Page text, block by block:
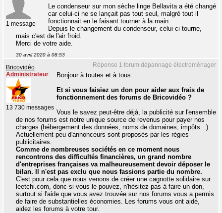
1 message
Le condenseur sur mon sèche linge Bellavita a été changé
car celui-ci ne se lançait pas tout seul, malgré tout il
fonctionnait en le faisant tourner à la main.
Depuis le changement du condenseur, celui-ci tourne,
mais c'est de l'air froid.
Merci de votre aide.
30 avril 2020 à 08:53
Réponse 1 forum dépannage électroménager
Bricovidéo
Administrateur
13 730 messages
Bonjour à toutes et à tous.
Et si vous faisiez un don pour aider aux frais de
fonctionnement des forums de Bricovidéo ?
Vous le savez peut-être déjà, la publicité sur l'ensemble
de nos forums est notre unique source de revenus pour payer nos
charges (hébergement des données, noms de domaines, impôts...).
Actuellement peu d'annonceurs sont proposés par les régies
publicitaires.
Comme de nombreuses sociétés en ce moment nous
rencontrons des difficultés financières, un grand nombre
d'entreprises françaises va malheureusement devoir déposer le
bilan. Il n'est pas exclu que nous fassions partie du nombre.
C'est pour cela que nous venons de créer une cagnotte solidaire sur
leetchi.com, donc si vous le pouvez, n'hésitez pas à faire un don,
surtout si l'aide que vous avez trouvée sur nos forums vous a permis
de faire de substantielles économies. Les forums vous ont aidé,
aidez les forums à votre tour.